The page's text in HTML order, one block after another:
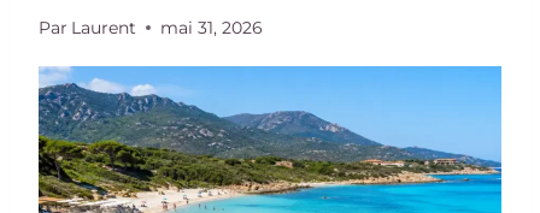
Par Laurent mai 31, 2026